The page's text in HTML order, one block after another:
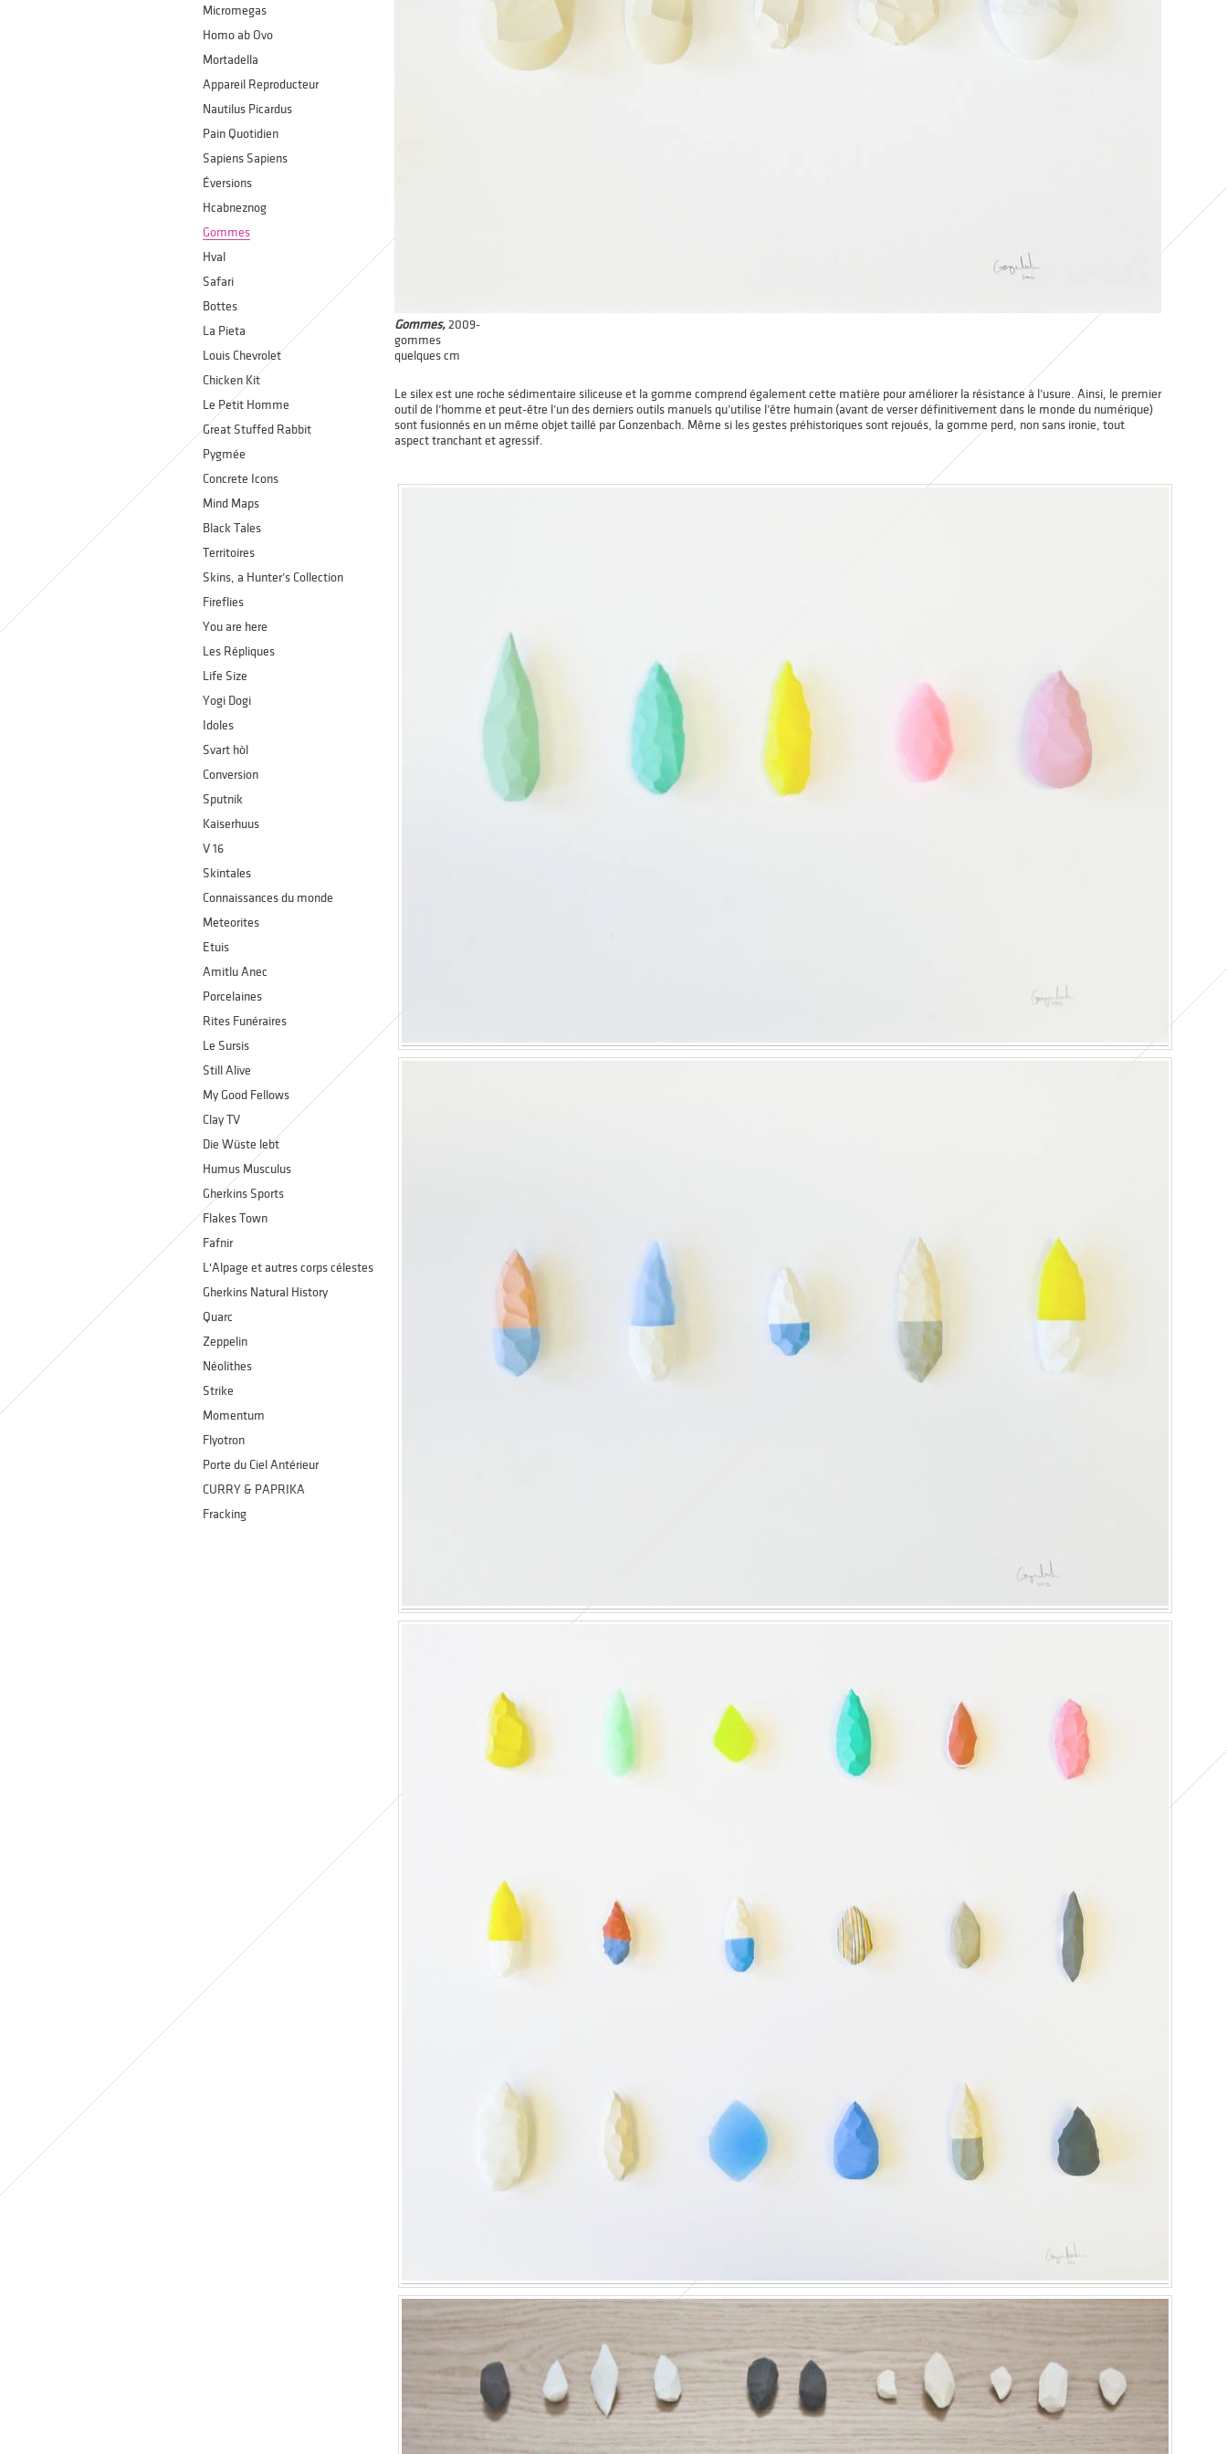
Micromegas
Homo ab Ovo
Mortadella
Appareil Reproducteur
Nautilus Picardus
Pain Quotidien
Sapiens Sapiens
Éversions
Hcabneznog
Gommes
Hval
Safari
Bottes
La Pieta
Louis Chevrolet
Chicken Kit
Le Petit Homme
Great Stuffed Rabbit
Pygmée
Concrete Icons
Mind Maps
Black Tales
Territoires
Skins, a Hunter’s Collection
Fireflies
You are here
Les Répliques
Life Size
Yogi Dogi
Idoles
Svart hòl
Conversion
Sputnik
Kaiserhuus
V 16
Skintales
Connaissances du monde
Meteorites
Etuis
Amitlu Anec
Porcelaines
Rites Funéraires
Le Sursis
Still Alive
My Good Fellows
Clay TV
Die Wüste lebt
Humus Musculus
Gherkins Sports
Flakes Town
Fafnir
L'Alpage et autres corps célestes
Gherkins Natural History
Quarc
Zeppelin
Néolithes
Strike
Momentum
Flyotron
Porte du Ciel Antérieur
CURRY & PAPRIKA
Fracking
Gommes, 2009-
gommes
quelques cm
Le silex est une roche sédimentaire siliceuse et la gomme comprend également cette matière pour améliorer la résistance à l’usure. Ainsi, le premier
outil de l’homme et peut-être l’un des derniers outils manuels qu’utilise l’être humain (avant de verser définitivement dans le monde du numérique)
sont fusionnés en un même objet taillé par Gonzenbach. Même si les gestes préhistoriques sont rejoués, la gomme perd, non sans ironie, tout
aspect tranchant et agressif.